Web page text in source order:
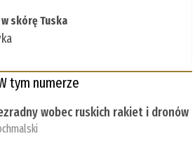
skórę Tuska
tym numerze
wobec ruskich rakiet i dronów